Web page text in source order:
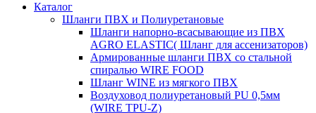
Каталог
Шланги ПВХ и Полиуретановые
Шланги напорно-всасывающие из ПВХ
AGRO ELASTIC( Шланг для ассенизаторов)
Армированные шланги ПВХ со стальной
спиралью WIRE FOOD
Шланг WINE из мягкого ПВХ
Воздуховод полиуретановый PU 0,5мм
(WIRE TPU-Z)